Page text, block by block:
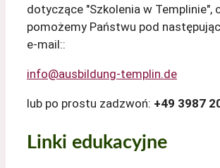
dotyczące "Szkolenia w Templinie",
pomożemy Państwu pod
e-mail::
info@ausbildung-templin.de
lub po prostu zadzwoń: +49 3987
Linki edukacyjne